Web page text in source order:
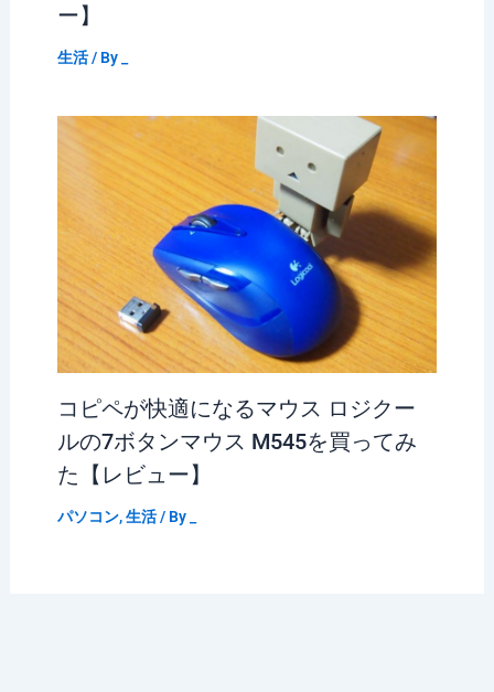
ー】
生活/ By
コピペが快適になるマウス ロジクー
ルの7ボタンマウス M545を買ってみ
た【レビュー】
パソコン,生活/ By